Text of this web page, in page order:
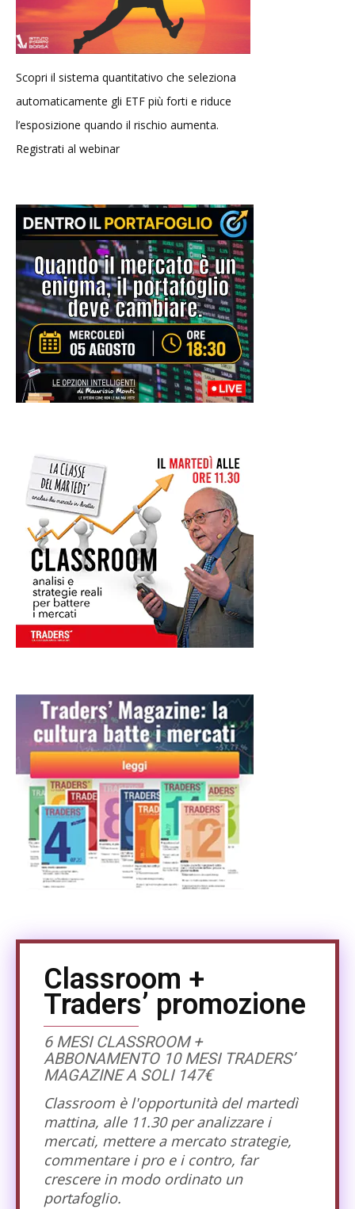
Scopri il sistema quantitativo che seleziona
automaticamente gli ETF più forti e riduce
l’esposizione quando il rischio aumenta.
Registrati al webinar
Classroom +
Traders’ promozione
6 MESI CLASSROOM +
ABBONAMENTO 10 MESI TRADERS’
MAGAZINE A SOLI 147€
Classroom è l'opportunità del martedì
mattina, alle 11.30 per analizzare i
mercati, mettere a mercato strategie,
commentare i pro e i contro, far
crescere in modo ordinato un
portafoglio.